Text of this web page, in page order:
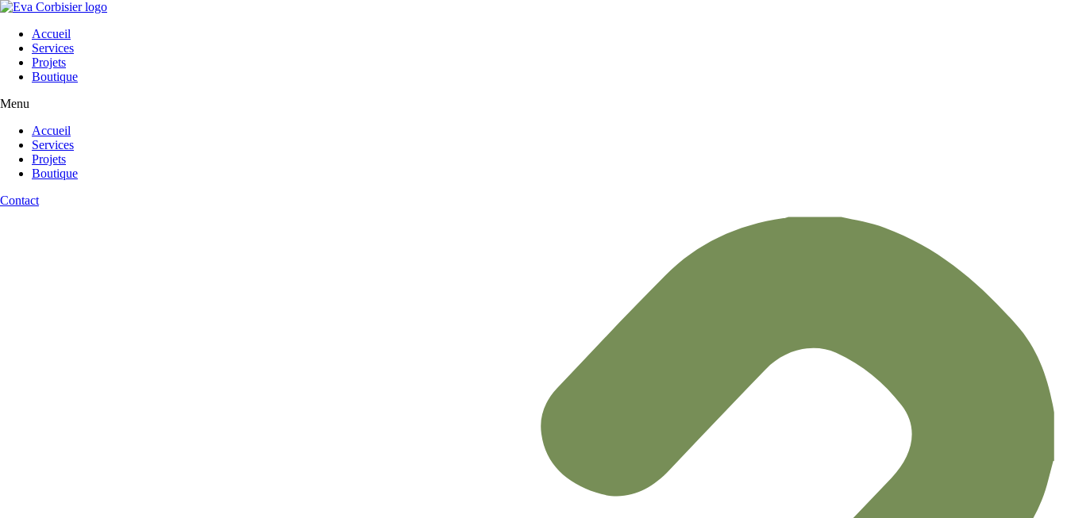
Aller
contenuAccueil
Services
Projets
Boutique
Menu
Accueil
Services
Projets
Boutique
Contact